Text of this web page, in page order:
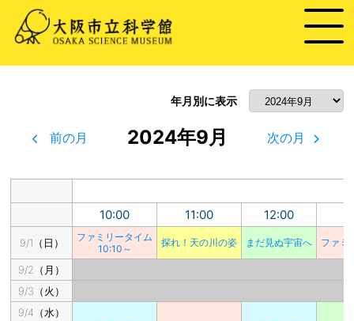
年月別に表示
前の月 2024年9月 次の月
10:00 11:00 12:00
9/1（日）
ファミリータイム
10:10～
探れ！天の川の姿 まだ見ぬ宇宙へ ファミ
9/2（月）
9/3（火）
9/4（水）